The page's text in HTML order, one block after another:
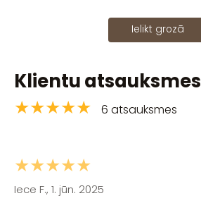
Ielikt grozā
Klientu atsauksmes
★★★★★ 6 atsauksmes
★★★★★
Iece F., 1. jūn. 2025